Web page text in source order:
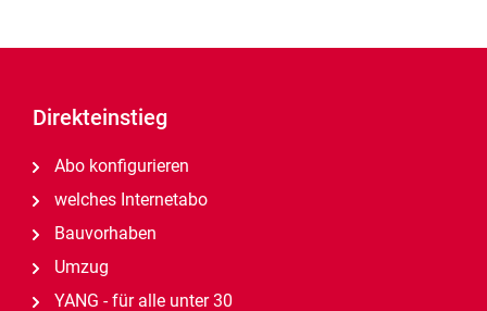
Direkteinstieg
Abo konfigurieren
welches Internetabo
Bauvorhaben
Umzug
YANG - für alle unter 30